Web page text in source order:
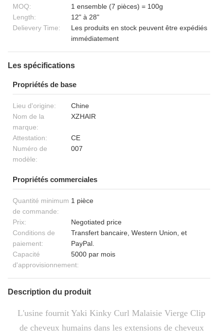
MOQ:
1 ensemble (7 pièces) = 100g
Length:
12" à 28"
Delievery Time:
Les produits en stock peuvent être expédiés
immédiatement
Les spécifications
Propriétés de base
Lieu d'origine:
Chine
Nom de la
marque:
XZHAIR
Attestation:
CE
Numéro de
modèle:
007
Propriétés commerciales
Quantité minimum
de commande:
1 pièce
Prix:
Negotiated price
Conditions de
paiement:
Transfert bancaire, Western Union, et
PayPal.
Capacité
d'approvisionnement:
5000 par mois
Description du produit
L'usine fournit Yaki Kinky Curl Malaisie Vierge Clip
de cheveux humains dans les extensions de cheveux